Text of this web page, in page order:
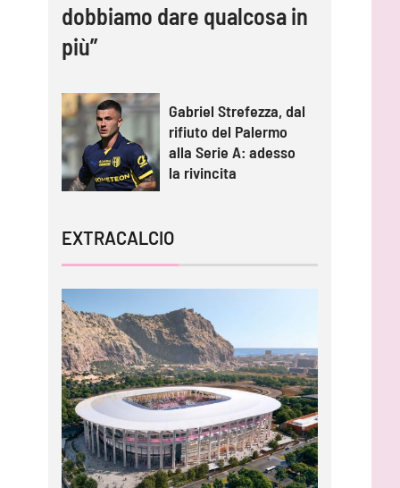
dobbiamo dare qualcosa in
più”
Gabriel Strefezza, dal
rifiuto del Palermo
alla Serie A: adesso
la rivincita
EXTRACALCIO